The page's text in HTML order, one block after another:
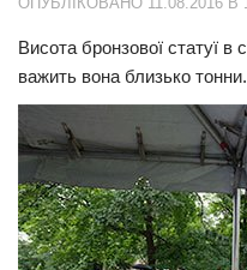
Харків
Донбас
Схід
Прикарпаття
Економіка
Політика
Висота бронзової статуї
важить вона близько тонни.